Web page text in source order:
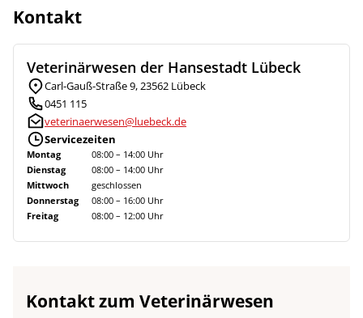
Kontakt
Veterinärwesen der Hansestadt Lübeck
Carl-Gauß-Straße 9, 23562 Lübeck
0451 115
veterinaerwesen@luebeck.de
Servicezeiten
Montag
08:00 – 14:00 Uhr
Dienstag
08:00 – 14:00 Uhr
Mittwoch
geschlossen
Donnerstag
08:00 – 16:00 Uhr
Freitag
08:00 – 12:00 Uhr
Kontakt zum Veterinärwesen